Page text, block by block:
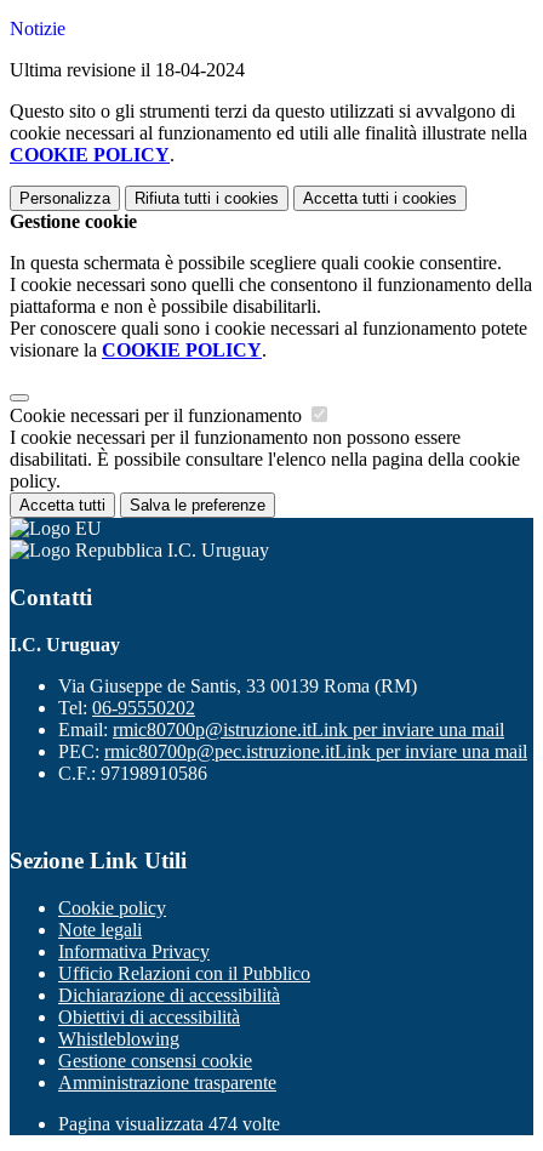
Notizie
Ultima revisione il 18-04-2024
Questo sito o gli strumenti terzi da questo utilizzati si avvalgono di
cookie necessari al funzionamento ed utili alle finalità illustrate nella
COOKIE POLICY.
Personalizza Rifiuta tutti i cookies Accetta tutti i cookies
Gestione cookie
In questa schermata è possibile scegliere quali cookie consentire.
I cookie necessari sono quelli che consentono il funzionamento della
piattaforma e non è possibile disabilitarli.
Per conoscere quali sono i cookie necessari al funzionamento potete
visionare la COOKIE POLICY.
Cookie necessari per il funzionamento
I cookie necessari per il funzionamento non possono essere
disabilitati. È possibile consultare l'elenco nella pagina della cookie
policy.
Accetta tutti Salva le preferenze
I.C. Uruguay
Contatti
I.C. Uruguay
Via Giuseppe de Santis, 33 00139 Roma (RM)
Tel: 06-95550202
Email: rmic80700p@istruzione.itLink per inviare una mail
PEC: rmic80700p@pec.istruzione.itLink per inviare una mail
C.F.: 97198910586
Sezione Link Utili
Cookie policy
Note legali
Informativa Privacy
Ufficio Relazioni con il Pubblico
Dichiarazione di accessibilità
Obiettivi di accessibilità
Whistleblowing
Gestione consensi cookie
Amministrazione trasparente
Pagina visualizzata 474 volte